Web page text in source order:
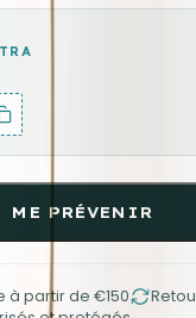
ME PRÉVENIR
à partir de €150